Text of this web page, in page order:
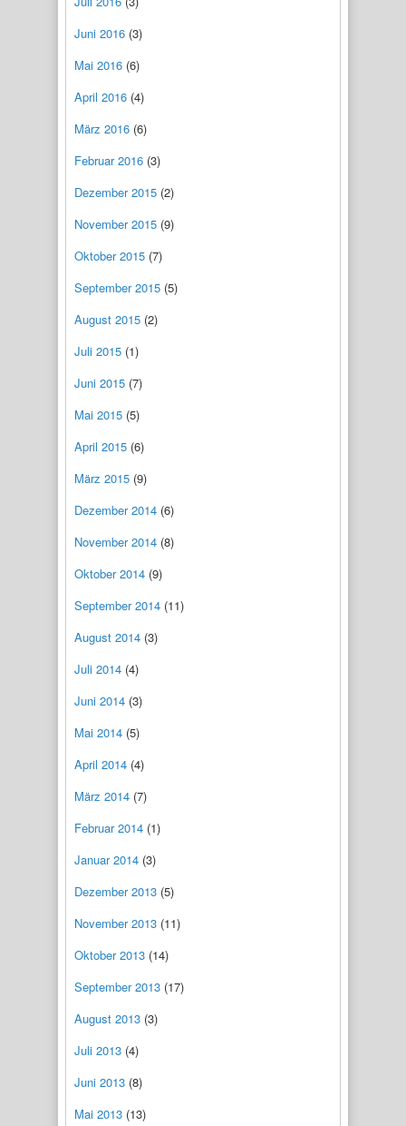
Juni 2016 (3)
Mai 2016 (6)
April 2016 (4)
März 2016 (6)
Februar 2016 (3)
Dezember 2015 (2)
November 2015 (9)
Oktober 2015 (7)
September 2015 (5)
August 2015 (2)
Juli 2015 (1)
Juni 2015 (7)
Mai 2015 (5)
April 2015 (6)
März 2015 (9)
Dezember 2014 (6)
November 2014 (8)
Oktober 2014 (9)
September 2014 (11)
August 2014 (3)
Juli 2014 (4)
Juni 2014 (3)
Mai 2014 (5)
April 2014 (4)
März 2014 (7)
Februar 2014 (1)
Januar 2014 (3)
Dezember 2013 (5)
November 2013 (11)
Oktober 2013 (14)
September 2013 (17)
August 2013 (3)
Juli 2013 (4)
Juni 2013 (8)
Mai 2013 (13)